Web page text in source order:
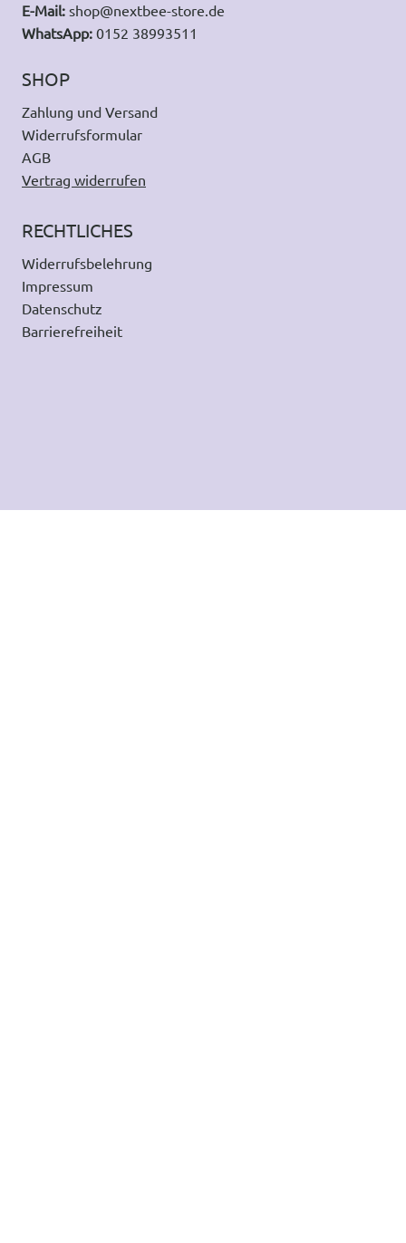
E-Mail: shop@nextbee-store.de
WhatsApp: 0152 38993511
SHOP
Zahlung und Versand
Widerrufsformular
AGB
Vertrag widerrufen
RECHTLICHES
Widerrufsbelehrung
Impressum
Datenschutz
Barrierefreiheit